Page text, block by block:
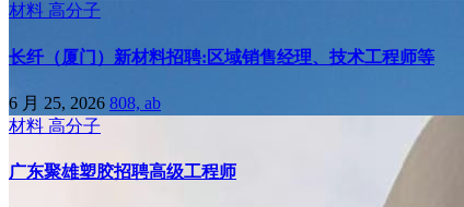
材料 高分子
长纤（厦门）新材料招聘:区域销售经理、技术工程师等
6 月 25, 2026 808, ab
材料 高分子
广东聚雄塑胶招聘高级工程师